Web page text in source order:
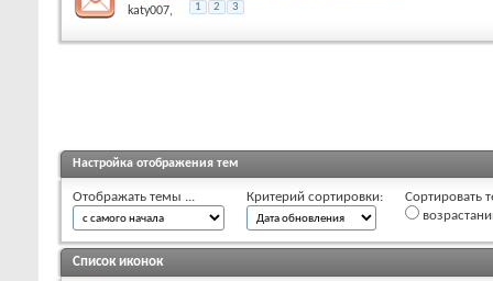
katy007, 1 2 3
Настройка отображения тем
Отображать темы ... Критерий сортировки:
Сортировать
Список иконок